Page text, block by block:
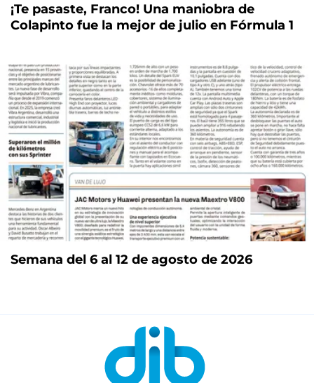
¡Te pasaste, Franco! Una maniobra de
Colapinto fue la mejor de julio en Fórmula 1
Semana del 6 al 12 de agosto de 2026